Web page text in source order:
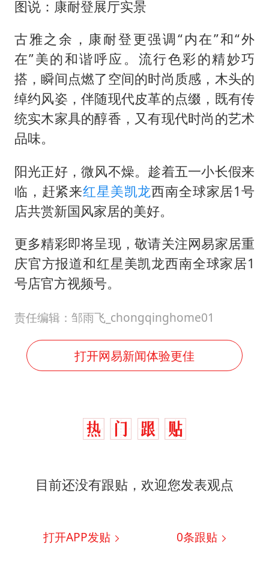
图说：康耐登展厅实景
古雅之余，康耐登更强调“内在”和“外
在”美的和谐呼应。流行色彩的精妙巧
搭，瞬间点燃了空间的时尚质感，木头的
绰约风姿，伴随现代皮革的点缀，既有传
统实木家具的醇香，又有现代时尚的艺术
品味。
阳光正好，微风不燥。趁着五一小长假来
临，赶紧来红星美凯龙西南全球家居1号
店共赏新国风家居的美好。
更多精彩即将呈现，敬请关注网易家居重
庆官方报道和红星美凯龙西南全球家居1
号店官方视频号。
责任编辑：邹雨飞_chongqinghome01
打开网易新闻体验更佳
目前还没有跟贴，欢迎您发表观点
打开APP发贴 0条跟贴